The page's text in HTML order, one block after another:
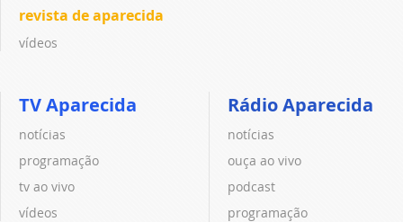
revista de aparecida
vídeos
TV Aparecida
notícias
programação
tv ao vivo
vídeos
Rádio Aparecida
notícias
ouça ao vivo
podcast
programação